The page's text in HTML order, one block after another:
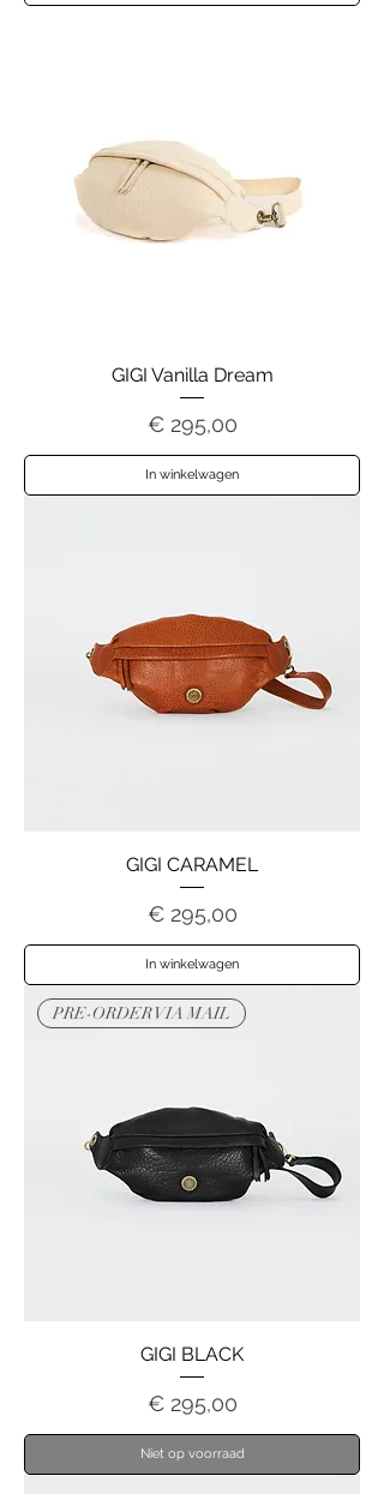
GIGI Vanilla Dream
Prijs
€ 295,00
In winkelwagen
GIGI CARAMEL
Prijs
€ 295,00
In winkelwagen
PRE-ORDER VIA MAIL
GIGI BLACK
Prijs
€ 295,00
Niet op voorraad